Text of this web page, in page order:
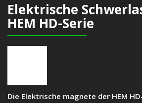
Elektrische
HEM HD-Serie
Die Elektrische magnete der HEM